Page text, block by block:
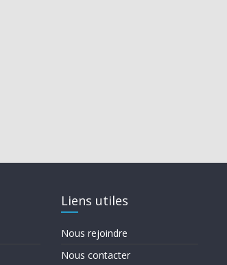
Liens utiles
Nous rejoindre
Nous contacter